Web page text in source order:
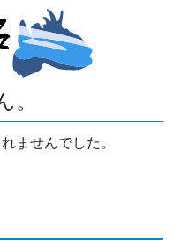
ませんでした。